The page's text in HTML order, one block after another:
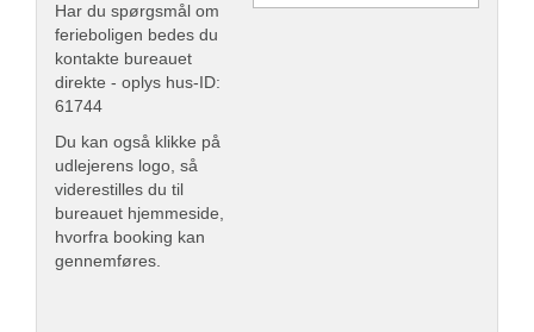
Har du spørgsmål om
ferieboligen bedes du
kontakte bureauet
direkte - oplys hus-ID:
61744
Du kan også klikke på
udlejerens logo, så
viderestilles du til
bureauet hjemmeside,
hvorfra booking kan
gennemføres.